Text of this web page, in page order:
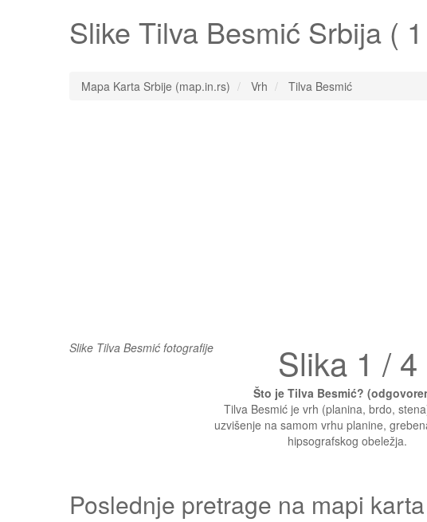
Slike Tilva Besmić Srbija (
Mapa Karta Srbije (map.in.rs) Vrh Tilva Besmić
Slike Tilva Besmić fotografije Slika 1 / 4
Što je Tilva Besmić?
Tilva Besmić je vrh (planina, brdo,
uzvišenje na samom vrhu planine,
hipsografskog obeležja.
Poslednje pretrage na mapi